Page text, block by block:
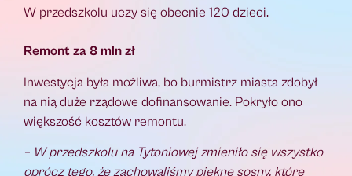
W przedszkolu uczy się obecnie 120 dzieci.
Remont za 8 mln zł
Inwestycja była możliwa, bo burmistrz miasta zdobył
na nią duże rządowe dofinansowanie. Pokryło ono
większość kosztów remontu.
– W przedszkolu na Tytoniowej zmieniło się wszystko
oprócz tego, że zachowaliśmy piękne sosny, które